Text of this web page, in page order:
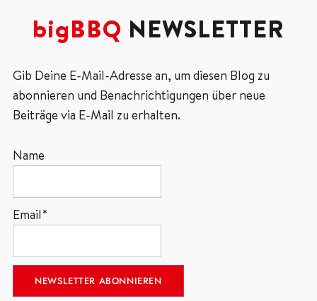
bigBBQ NEWSLETTER
Gib Deine E-Mail-Adresse an, um diesen Blog zu
abonnieren und Benachrichtigungen über neue
Beiträge via E-Mail zu erhalten.
Name
Email*